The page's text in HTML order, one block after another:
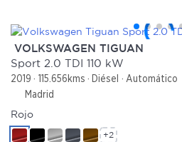
VOLKSWAGEN TIGUAN
Sport 2.0 TDI 110 kW
2019 115.656kms Diésel
Automático
Madrid
Rojo
+2